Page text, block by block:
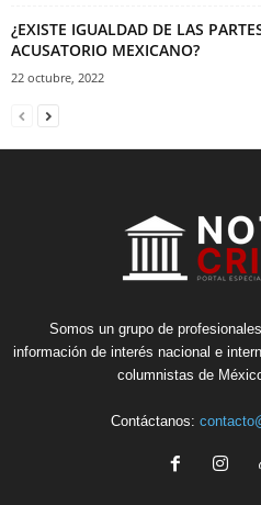
¿EXISTE IGUALDAD DE LAS
ACUSATORIO MEXICANO?
22 octubre, 2022
Somos un grupo de
información de interés nacional e
columnistas de
Contáctanos: